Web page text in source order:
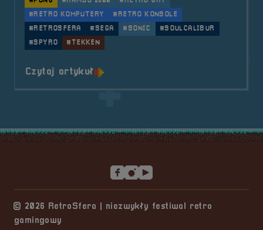
#RETRO KOMPUTERY
#RETRO KONSOLE
#RETROSFERA
#SEGA #SONIC
#SOULCALIBUR
#SPYRO
#TEKKEN
Czytaj artykuło tytule 2022.09.10 Mobilna
© 2026 RetroSfera | niezwykły festiwal retro
gamingowy